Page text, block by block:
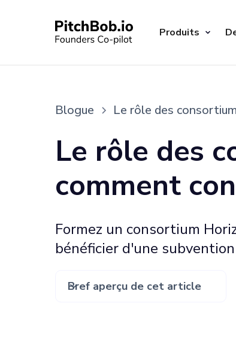
Produits
Blogue Le rôle des
Le rôle des
comment
Formez un consortium
bénéficier d'une
Bref aperçu de cet article